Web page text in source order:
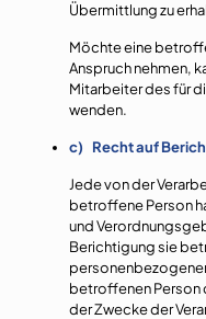
Übermittlung zu
Möchte eine
Anspruch nehmen,
Mitarbeiter des für
wenden.
c) Recht auf
Jede von der
betroffene Person
und
Berichtigung sie
betroffenen Person
der Zwecke der